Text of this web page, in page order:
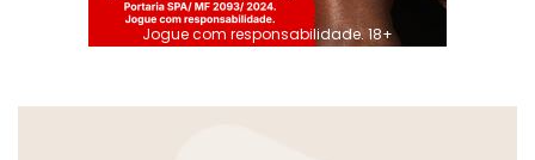
Jogue com responsabilidade. 18+